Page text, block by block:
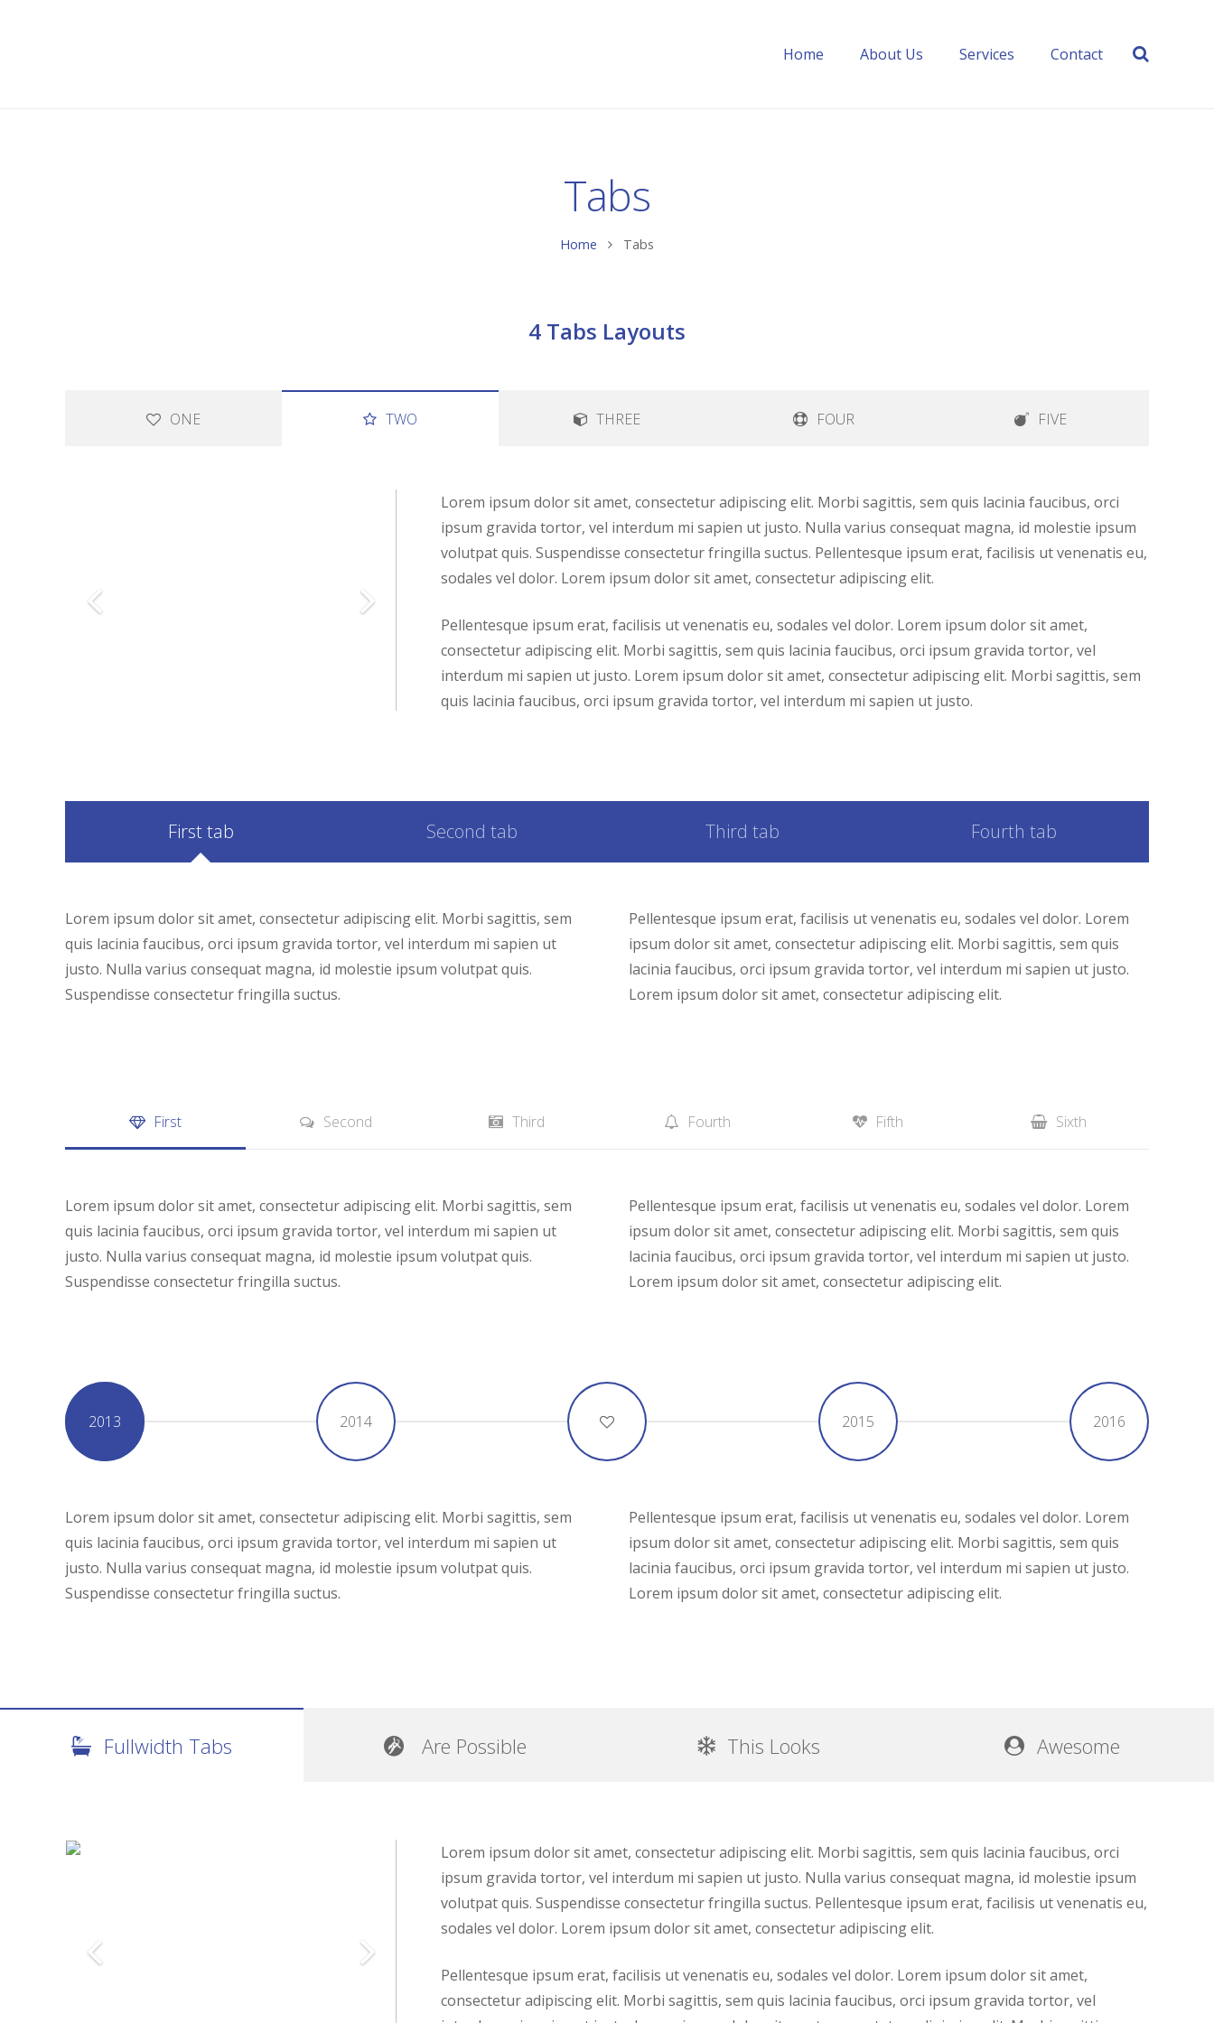
Home About Us Services Contact
Tabs
Home Tabs
4 Tabs Layouts
ONE TWO THREE FOUR FIVE
Lorem ipsum dolor sit amet, consectetur adipiscing elit. Morbi sagittis, sem quis lacinia faucibus, orci
ipsum gravida tortor, vel interdum mi sapien ut justo. Nulla varius consequat magna, id molestie ipsum
volutpat quis. Suspendisse consectetur fringilla suctus. Pellentesque ipsum erat, facilisis ut venenatis eu,
sodales vel dolor. Lorem ipsum dolor sit amet, consectetur adipiscing elit.
Pellentesque ipsum erat, facilisis ut venenatis eu, sodales vel dolor. Lorem ipsum dolor sit amet,
consectetur adipiscing elit. Morbi sagittis, sem quis lacinia faucibus, orci ipsum gravida tortor, vel
interdum mi sapien ut justo. Lorem ipsum dolor sit amet, consectetur adipiscing elit. Morbi sagittis, sem
quis lacinia faucibus, orci ipsum gravida tortor, vel interdum mi sapien ut justo.
First tab Second tab Third tab Fourth tab
Lorem ipsum dolor sit amet, consectetur adipiscing elit. Morbi sagittis, sem
quis lacinia faucibus, orci ipsum gravida tortor, vel interdum mi sapien ut
justo. Nulla varius consequat magna, id molestie ipsum volutpat quis.
Suspendisse consectetur fringilla suctus.
Pellentesque ipsum erat, facilisis ut venenatis eu, sodales vel dolor. Lorem
ipsum dolor sit amet, consectetur adipiscing elit. Morbi sagittis, sem quis
lacinia faucibus, orci ipsum gravida tortor, vel interdum mi sapien ut justo.
Lorem ipsum dolor sit amet, consectetur adipiscing elit.
First Second Third Fourth Fifth Sixth
Lorem ipsum dolor sit amet, consectetur adipiscing elit. Morbi sagittis, sem
quis lacinia faucibus, orci ipsum gravida tortor, vel interdum mi sapien ut
justo. Nulla varius consequat magna, id molestie ipsum volutpat quis.
Suspendisse consectetur fringilla suctus.
Pellentesque ipsum erat, facilisis ut venenatis eu, sodales vel dolor. Lorem
ipsum dolor sit amet, consectetur adipiscing elit. Morbi sagittis, sem quis
lacinia faucibus, orci ipsum gravida tortor, vel interdum mi sapien ut justo.
Lorem ipsum dolor sit amet, consectetur adipiscing elit.
2013 2014 2015 2016
Lorem ipsum dolor sit amet, consectetur adipiscing elit. Morbi sagittis, sem
quis lacinia faucibus, orci ipsum gravida tortor, vel interdum mi sapien ut
justo. Nulla varius consequat magna, id molestie ipsum volutpat quis.
Suspendisse consectetur fringilla suctus.
Pellentesque ipsum erat, facilisis ut venenatis eu, sodales vel dolor. Lorem
ipsum dolor sit amet, consectetur adipiscing elit. Morbi sagittis, sem quis
lacinia faucibus, orci ipsum gravida tortor, vel interdum mi sapien ut justo.
Lorem ipsum dolor sit amet, consectetur adipiscing elit.
Fullwidth Tabs Are Possible This Looks Awesome
Lorem ipsum dolor sit amet, consectetur adipiscing elit. Morbi sagittis, sem quis lacinia faucibus, orci
ipsum gravida tortor, vel interdum mi sapien ut justo. Nulla varius consequat magna, id molestie ipsum
volutpat quis. Suspendisse consectetur fringilla suctus. Pellentesque ipsum erat, facilisis ut venenatis eu,
sodales vel dolor. Lorem ipsum dolor sit amet, consectetur adipiscing elit.
Pellentesque ipsum erat, facilisis ut venenatis eu, sodales vel dolor. Lorem ipsum dolor sit amet,
consectetur adipiscing elit. Morbi sagittis, sem quis lacinia faucibus, orci ipsum gravida tortor, vel